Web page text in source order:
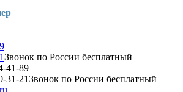
Звонок по России бесплатный
41-89
31-21Звонок по России бесплатный